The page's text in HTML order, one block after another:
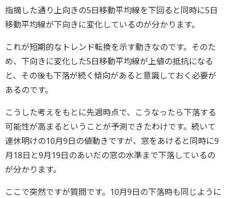
指摘した通り上向きの5日移動平均線を下回ると同時に5日
移動平均線が下向きに変化しているのが分かります。
これが短期的なトレンド転換を示す動きなのです。そのた
め、下向きに変化した5日移動平均線が上値の抵抗になる
と、その後も下落が続く傾向があると意識しておく必要が
あるのです。
こうした考えをもとに先週時点で、こうなったら下落する
可能性が高まるということが予測できたわけです。続いて
連休明けの10月9日の値動きですが、窓をあけると同時に9
月18日と9月19日のあいだの窓の水準まで下落しているの
が分かります。
ここで突然ですが質問です。10月9日の下落時も同じように